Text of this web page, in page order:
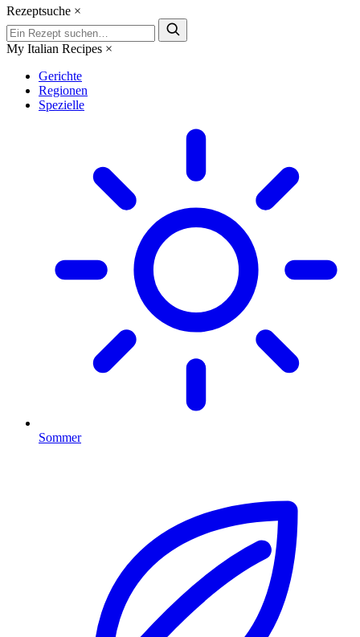
Rezeptsuche ×
My Italian Recipes ×
Gerichte
Regionen
Spezielle
Sommer